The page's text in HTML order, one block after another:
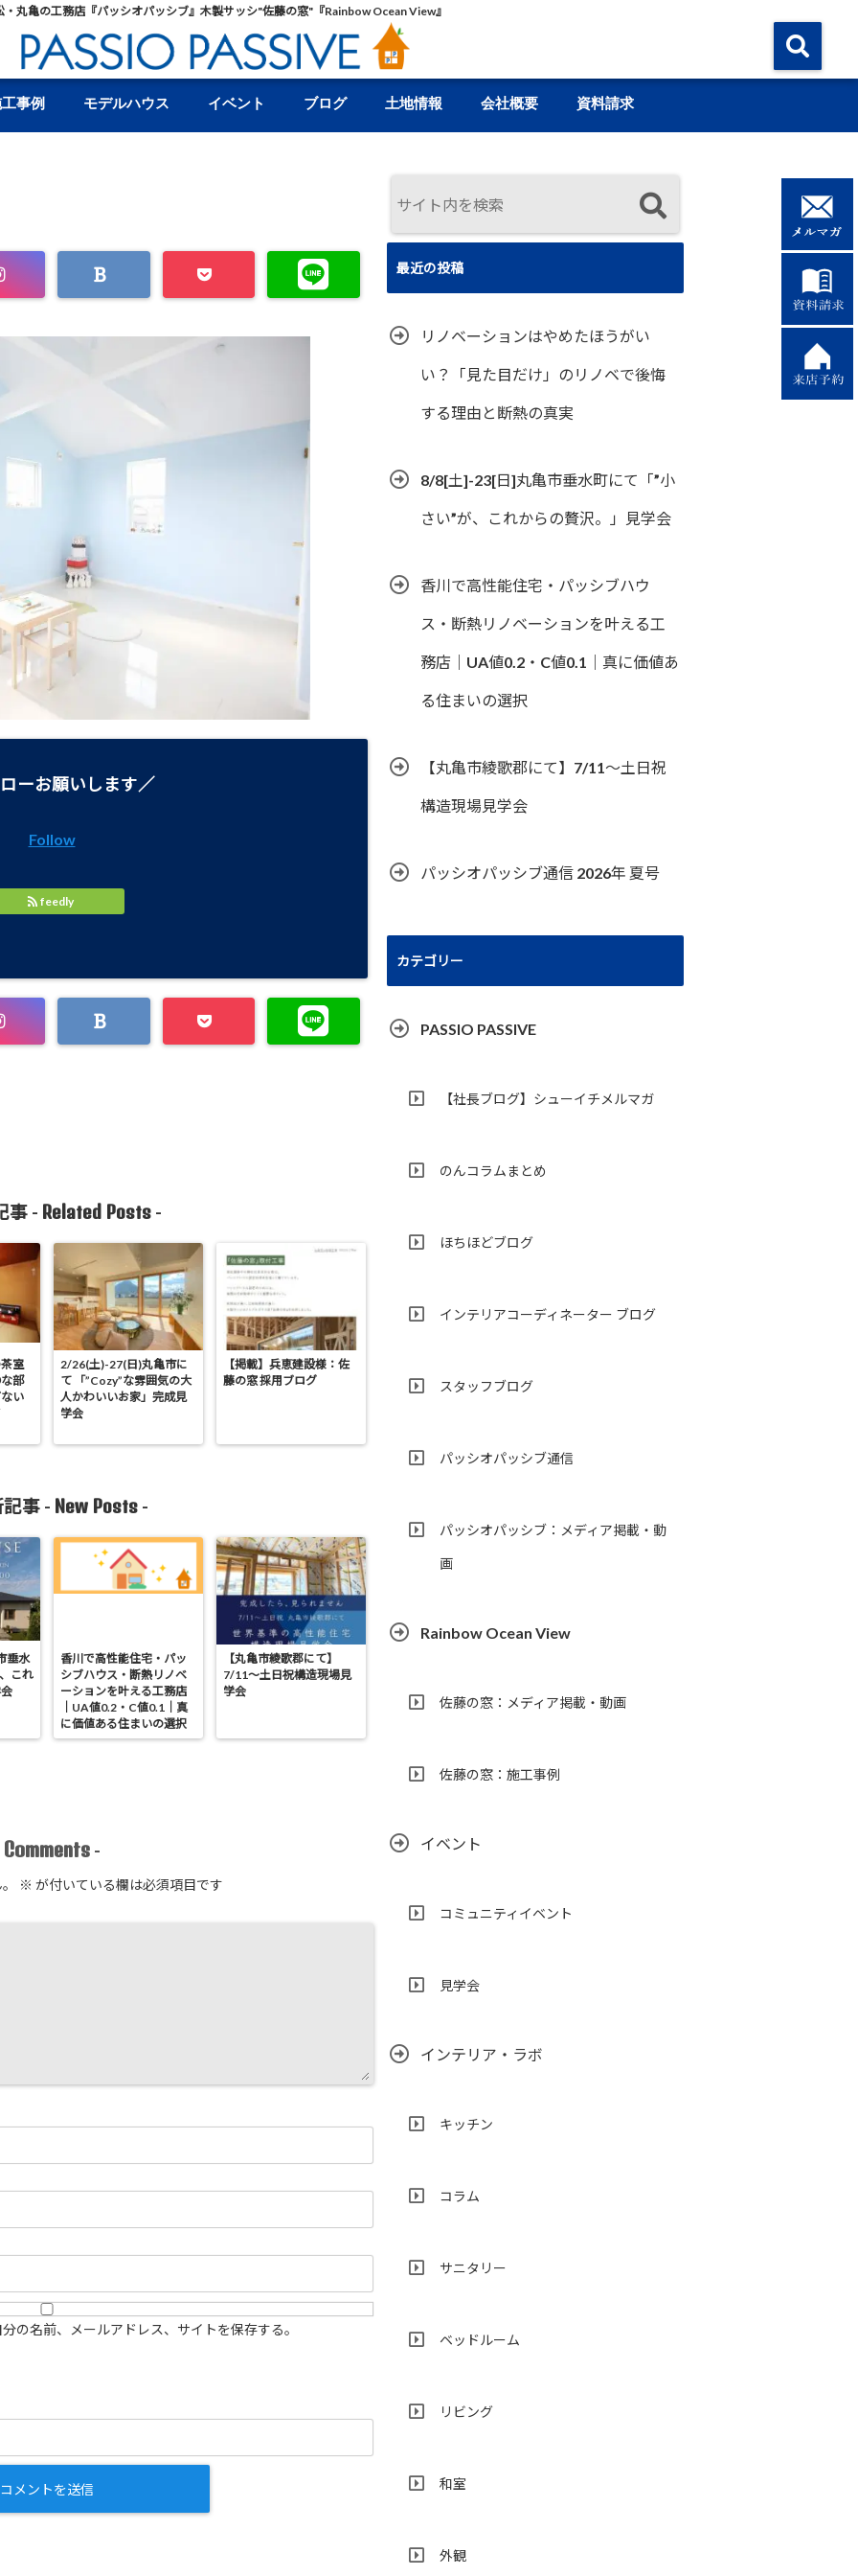
・丸亀の工務店『パッシオパッシブ』木製サッシ"佐藤の窓"『Rainbow Ocean View』
事例 モデルハウス イベント ブログ 土地情報 会社概要 資料請求
ーお願いします／
Follow
feedly
事 - Related Posts-
室
部
い
2/26(土)-27(日)丸亀市に
て 「”Cozy”な雰囲気の大
人かわいいお家」完成見
学会
【掲載】兵恵建設様：佐
藤の窓 採用ブログ
事 - New Posts -
垂水
これ
香川で高性能住宅・パッ
シブハウス・断熱リノベ
ーションを叶える工務店
｜UA値0.2・C値0.1｜真
に価値ある住まいの選択
【丸亀市綾歌郡にて】
7/11～土日祝構造現場見
学会
Comments -
※ が付いている欄は必須項目です
の名前、メールアドレス、サイトを保存する。
最近の投稿
リノベーションはやめたほうがい
い？「見た目だけ」のリノベで後悔
する理由と断熱の真実
8/8[土]-23[日]丸亀市垂水町にて「”小
さい”が、これからの贅沢。」見学会
香川で高性能住宅・パッシブハウ
ス・断熱リノベーションを叶える工
務店｜UA値0.2・C値0.1｜真に価値あ
る住まいの選択
【丸亀市綾歌郡にて】7/11～土日祝
構造現場見学会
パッシオパッシブ通信 2026年 夏号
カテゴリー
PASSIO PASSIVE
【社長ブログ】シューイチメルマガ
のんコラムまとめ
ほちほどブログ
インテリアコーディネーター ブログ
スタッフブログ
パッシオパッシブ通信
パッシオパッシブ：メディア掲載・動
画
Rainbow Ocean View
佐藤の窓：メディア掲載・動画
佐藤の窓：施工事例
イベント
コミュニティイベント
見学会
インテリア・ラボ
キッチン
コラム
サニタリー
ベッドルーム
リビング
和室
外観